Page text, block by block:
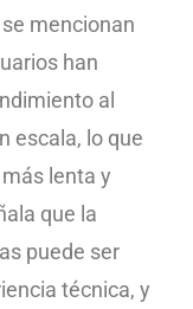
mencionan
han
al
escala, lo que
lenta y
que la
puede ser
técnica, y